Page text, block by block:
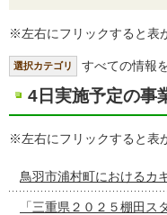
※左右にフリックすると表
選択カテゴリ すべての情報
4日実施予定の事
※左右にフリックすると表
鳥羽市浦村町におけるカ
「三重県２０２５棚田ス